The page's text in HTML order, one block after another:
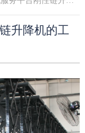
升降机的工